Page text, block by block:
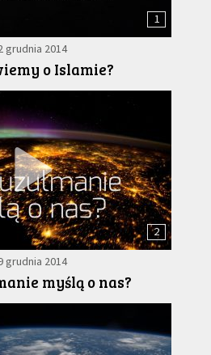
1
grudnia 2014
o Islamie?
2
grudnia 2014
myślą o nas?